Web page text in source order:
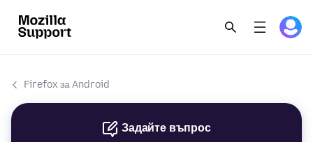
Firefox за Android
Задайте въпрос